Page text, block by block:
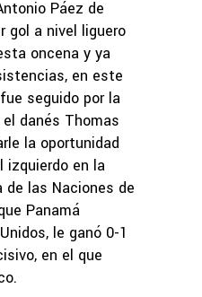
Páez de
gol a nivel liguero
oncena y ya
en este
seguido por la
danés Thomas
la oportunidad
izquierdo en la
de las Naciones de
Panamá
le ganó 0-1
en el que